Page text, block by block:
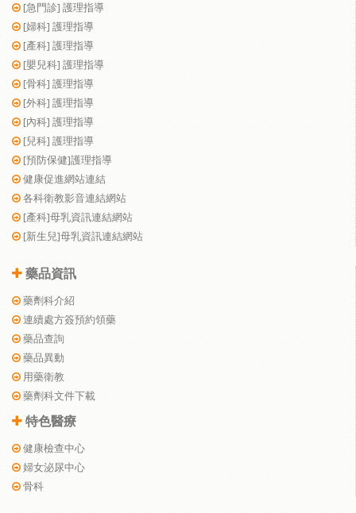
[急門診] 護理指導
[婦科] 護理指導
[產科] 護理指導
[嬰兒科] 護理指導
[骨科] 護理指導
[外科] 護理指導
[內科] 護理指導
[兒科] 護理指導
[預防保健]護理指導
健康促進網站連結
各科衛教影音連結網站
[產科]母乳資訊連結網站
[新生兒]母乳資訊連結網站
藥品資訊
藥劑科介紹
連續處方簽預約領藥
藥品查詢
藥品異動
用藥衛教
藥劑科文件下載
特色醫療
健康檢查中心
婦女泌尿中心
骨科